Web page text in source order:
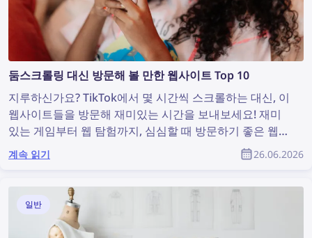
둠스크롤링 대신 방문해 볼 만한 웹사이트 Top 10
지루하신가요? TikTok에서 몇 시간씩 스크롤하는 대신, 이
웹사이트들을 방문해 재미있는 시간을 보내보세요! 재미
있는 게임부터 웹 탐험까지, 심심할 때 방문하기 좋은 웹사
이트 목록을 소개합니다.
계속 읽기 26.06.2026
일반